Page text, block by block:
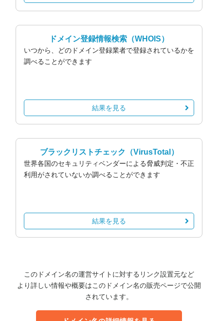
ドメイン登録情報検索 （WHOIS）
いつから、どのドメイン登録業者で登録されているかを
調べることができます
結果を見る
ブラックリストチェック （VirusTotal）
世界各国のセキュリティベンダーによる脅威判定・不正
利用がされていないか調べることができます
結果を見る
このドメイン名の運営サイトに対するリンク設置元など
より詳しい情報や概要はこのドメイン名の販売ページで公開
されています。